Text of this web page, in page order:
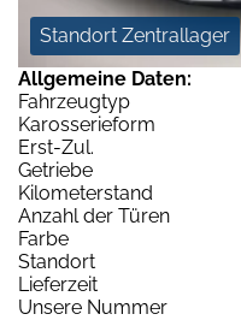
Standort Zentrallager
Allgemeine Daten:
Fahrzeugtyp
Karosserieform
Erst-Zul.
Getriebe
Kilometerstand
Anzahl der Türen
Farbe
Standort
Lieferzeit
Unsere Nummer